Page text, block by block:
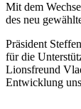
Mit dem
des neu
Präsident
für die
Lionsfreund
Entwicklung